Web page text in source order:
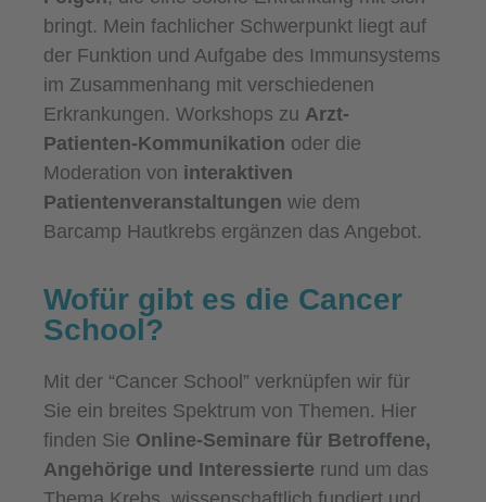
bringt. Mein fachlicher Schwerpunkt liegt auf
der Funktion und Aufgabe des Immunsystems
im Zusammenhang mit verschiedenen
Erkrankungen. Workshops zu Arzt-
Patienten-Kommunikation oder die
Moderation von interaktiven
Patientenveranstaltungen wie dem
Barcamp Hautkrebs ergänzen das Angebot.
Wofür gibt es die Cancer
School?
Mit der “Cancer School” verknüpfen wir für
Sie ein breites Spektrum von Themen. Hier
finden Sie Online-Seminare für Betroffene,
Angehörige und Interessierte rund um das